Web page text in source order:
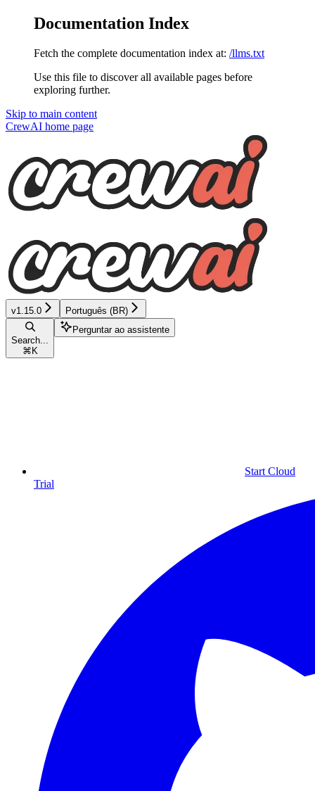
Documentation Index
Fetch the complete documentation index at: /llms.txt
Use this file to discover all available pages before
exploring further.
Skip to main content
CrewAI home page
v1.15.0 Português (BR)
Search...
⌘ K
Perguntar ao assistente
Start Cloud
Trial